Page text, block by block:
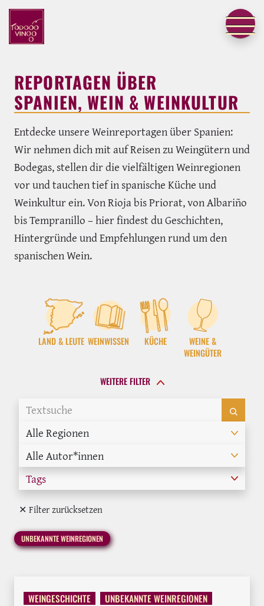
REPORTAGEN ÜBER
SPANIEN, WEIN & WEINKULTUR
Entdecke unsere Weinreportagen über Spanien:
Wir nehmen dich mit auf Reisen zu Weingütern und
Bodegas, stellen dir die vielfältigen Weinregionen
vor und tauchen tief in spanische Küche und
Weinkultur ein. Von Rioja bis Priorat, von Albariño
bis Tempranillo – hier findest du Geschichten,
Hintergründe und Empfehlungen rund um den
spanischen Wein.
LAND & LEUTE WEINWISSEN KÜCHE
WEINE &
WEINGÜTER
WEITERE FILTER
Alle Regionen
Alle Autor*innen
Tags
✕ Filter zurücksetzen
UNBEKANNTE WEINREGIONEN
WEINGESCHICHTE
UNBEKANNTE WEINREGIONEN